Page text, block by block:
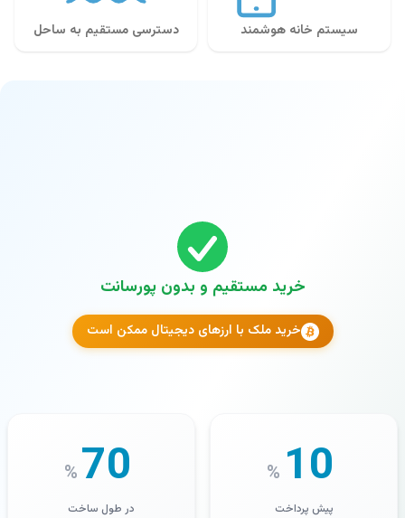
سیستم خانه هوشمند دسترسی مستقیم به ساحل
خرید مستقیم و بدون پورسانت
خرید ملک با ارزهای دیجیتال ممکن است
10
%
پیش پرداخت
70
%
در طول ساخت